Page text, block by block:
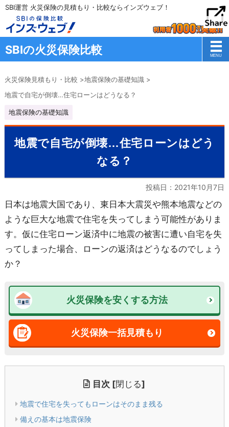
SBI運営 火災保険の見積もり・比較ならインズウェブ！
SBIの火災保険比較
火災保険見積もり・比較 >地震保険の基礎知識 >
地震で自宅が倒壊…住宅ローンはどうなる？
地震保険の基礎知識
地震で自宅が倒壊…住宅ローンはどう
なる？
投稿日： 2021年10月7日
日本は地震大国であり、東日本大震災や熊本地震などの
ような巨大な地震で住宅を失ってしまう可能性がありま
す。仮に住宅ローン返済中に地震の被害に遭い自宅を失
ってしまった場合、ローンの返済はどうなるのでしょう
か？
火災保険を安くする方法
火災保険一括見積もり
目次 [閉じる]
地震で住宅を失ってもローンはそのまま残る
備えの基本は地震保険